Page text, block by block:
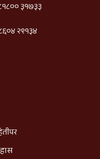
३१७३३
२९१३४